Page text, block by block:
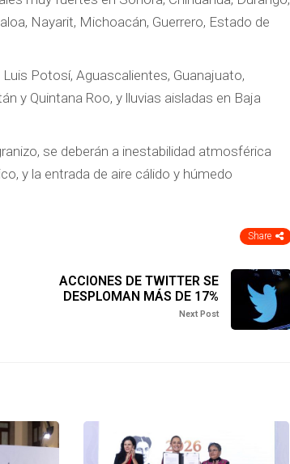
Nayarit, Michoacán, Guerrero, Estado de
Potosí, Aguascalientes, Guanajuato,
y Quintana Roo, y lluvias aisladas en Baja
se deberán a inestabilidad atmosférica
y la entrada de aire cálido y húmedo
Share
ACCIONES DE TWITTER SE
DESPLOMAN MÁS DE 17%
Next Post